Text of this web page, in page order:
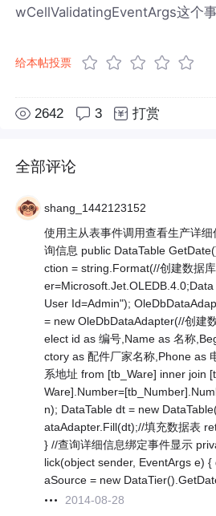
wCellValidatingEventArgs这个事
给本帖投票
2642 3 打赏
全部评论
shang_1442123152
使用主从表事件调用查看生产详
询信息 public DataTable
ction = string.Format(//创建数据
User Id=Admin");
= new OleDbDataAdapter(//创建
elect id as 编号,Name as 名称
ctory as 配件厂家名称,Phone as
系地址 from [tb_Ware] inner join
n); DataTable dt = new
ataAdapter.Fill(dt);//填充数据表
} //查询详细信息绑定事件显示
lick(object sender, EventArgs e)
aSource = new
2014-08-28